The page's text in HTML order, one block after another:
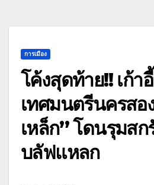
การเมือง
โค้งสุดท้าย!! เก้า
เทศมนตรีนครส
เหล็ก” โดนรุมสก
บลัฟแหลก